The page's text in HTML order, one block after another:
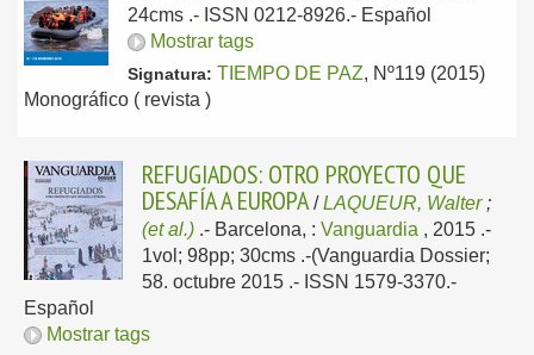
24cms .- ISSN 0212-8926.- Español
Mostrar tags
Signatura: TIEMPO DE PAZ, Nº119 (2015)
Monográfico ( revista )
REFUGIADOS: OTRO PROYECTO QUE
DESAFÍA A EUROPA /LAQUEUR, Walter;
(et al.) .- Barcelona, : Vanguardia , 2015 .-
1vol; 98pp; 30cms .-(Vanguardia Dossier;
58. octubre 2015 .- ISSN 1579-3370.-
Español
Mostrar tags